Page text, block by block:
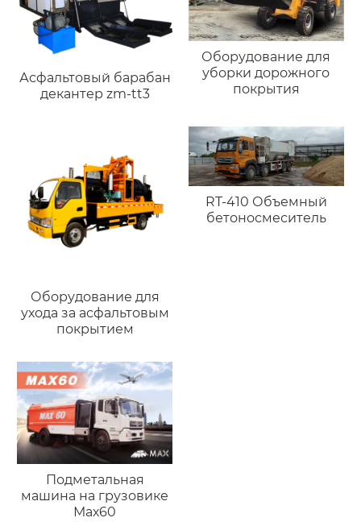
Асфальтовый барабан
декантер zm-tt3
Оборудование для
уборки дорожного
покрытия
Оборудование для
ухода за асфальтовым
покрытием
RT-410 Объемный
бетоносмеситель
Подметальная
машина на грузовике
Мах60